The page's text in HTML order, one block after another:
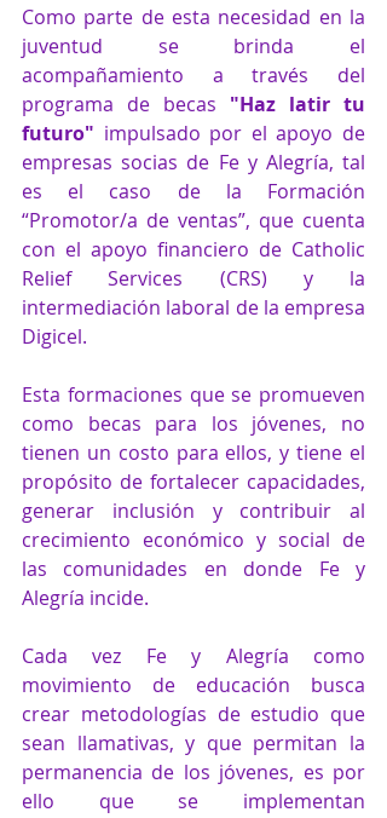
Como parte de esta necesidad en la
juventud se brinda el
acompañamiento a través del
programa de becas "Haz latir tu
futuro" impulsado por el apoyo de
empresas socias de Fe y Alegría, tal
es el caso de la Formación
“Promotor/a de ventas”, que cuenta
con el apoyo financiero de Catholic
Relief Services (CRS) y la
intermediación laboral de la empresa
Digicel.
Esta formaciones que se promueven
como becas para los jóvenes, no
tienen un costo para ellos, y tiene el
propósito de fortalecer capacidades,
generar inclusión y contribuir al
crecimiento económico y social de
las comunidades en donde Fe y
Alegría incide.
Cada vez Fe y Alegría como
movimiento de educación busca
crear metodologías de estudio que
sean llamativas, y que permitan la
permanencia de los jóvenes, es por
ello que se implementan